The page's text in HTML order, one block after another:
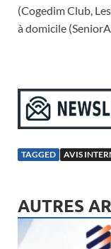
(Cogedim Club,
à domicile
TAGGED AVIS
AUTRES